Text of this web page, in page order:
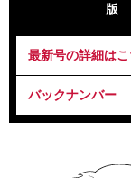
版
最新号の詳細は
バックナンバー